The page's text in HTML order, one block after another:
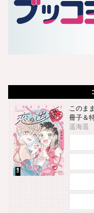
このま
冊子＆
遥海遥